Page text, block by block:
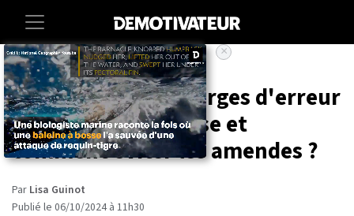
Accueil Vie-pratique
Quelles sont les marges d'erreur
des radars de vitesse et
comment éviter les amendes ?
Par Lisa Guinot
Publié le 06/10/2024 à 11h30
×